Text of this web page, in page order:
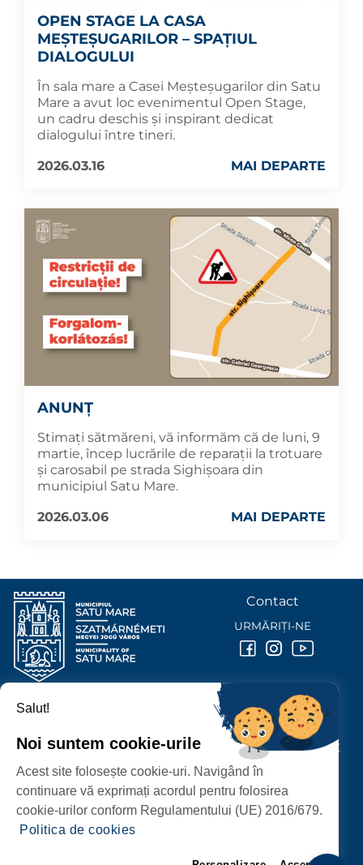
OPEN STAGE LA CASA
MEȘTEȘUGARILOR – SPAȚIUL
DIALOGULUI
În sala mare a Casei Meșteșugarilor din Satu
Mare a avut loc evenimentul Open Stage,
un cadru deschis și inspirant dedicat
dialogului între tineri.
2026.03.16
MAI DEPARTE
ANUNȚ
Stimați sătmăreni, vă informăm că de luni, 9
martie, încep lucrările de reparații la trotuare
și carosabil pe strada Sighișoara din
municipiul Satu Mare.
2026.03.06
MAI DEPARTE
PROTECȚIA DATELOR PERSONALE
PRIMĂRIA MUNICIPIULUI
P-ȚA 25 OCTOMBRIE, NR. 1 CORP M, 440026 SATU MARE
Contact
URMĂRIȚI-NE
Salut!
Noi suntem cookie-urile
Acest site folosește cookie-uri. Navigând în
continuare vă exprimați acordul pentru folosirea
cookie-urilor conform Regulamentului (UE) 2016/679.
Politica de cookies